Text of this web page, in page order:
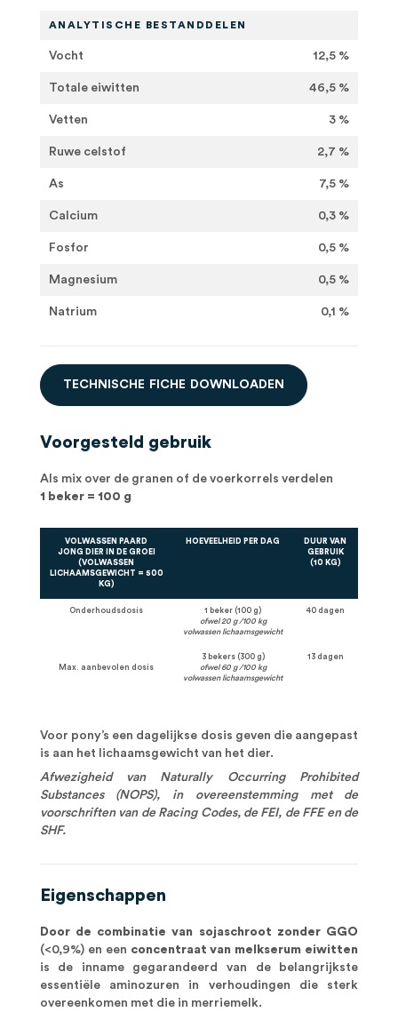
ANALYTISCHE BESTANDDELEN
Vocht 12,5 %
Totale eiwitten 46,5 %
Vetten 3 %
Ruwe celstof 2,7 %
As 7,5 %
Calcium 0,3 %
Fosfor 0,5 %
Magnesium 0,5 %
Natrium 0,1 %
T ECH N SCH E FI CH E DOWN LOAD E N
Voorgesteld gebruik
Als mix over de granen of de voerkorrels verdelen
1 beker = 100 g
VOLWASSEN PAARD
JONG DIER IN DE GROEI
(VOLWASSEN
LICHAAMSGEWICHT = 500
KG)
HOEVEELHEID PER DAG
DUUR VAN
GEBRUIK
(10 KG)
Onderhoudsdosis
1 beker (100 g)
ofwel 20 g /100 kg
volwassen lichaamsgewicht
40 dagen
Max. aanbevolen dosis
3 bekers (300 g)
ofwel 60 g /100 kg
volwassen lichaamsgewicht
13 dagen
Voor pony’s een dagelijkse dosis geven die aangepast
is aan het lichaamsgewicht van het dier.
Afwezigheid van Naturally Occurring Prohibited
Substances (NOPS), in overeenstemming met de
voorschriften van de Racing Codes, de FEI, de FFE en de
SHF.
Eigenschappen
Door de combinatie van sojaschroot zonder GGO
(<0,9%) en een concentraat van melkserum eiwitten
is de inname gegarandeerd van de belangrijkste
essentiële aminozuren in verhoudingen die sterk
overeenkomen met die in merriemelk.